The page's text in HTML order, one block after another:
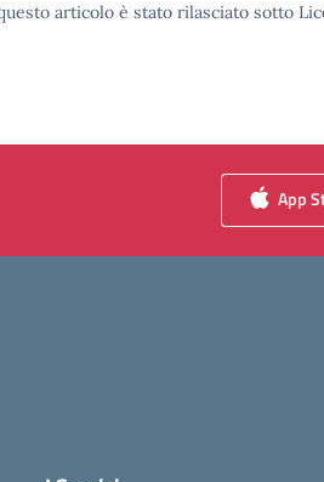
articolo è stato rilasciato sotto
App